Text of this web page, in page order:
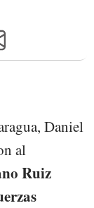
Daniel
al
Ruiz